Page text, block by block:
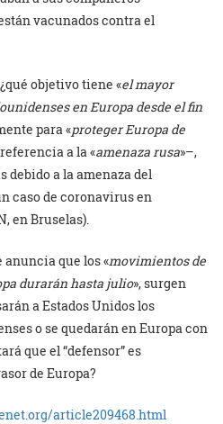
vacunados contra el
objetivo tiene «el mayor
‎en Europa desde el fin
para «proteger Europa de
a la «amenaza rusa»–,
debido a la ‎amenaza del
caso de coronavirus en
‎en Bruselas).
anuncia que los «movimientos de
durarán hasta julio», surgen
a Estados Unidos los
o se quedarán en Europa con
que el “defensor” es
de Europa?
article209468.html